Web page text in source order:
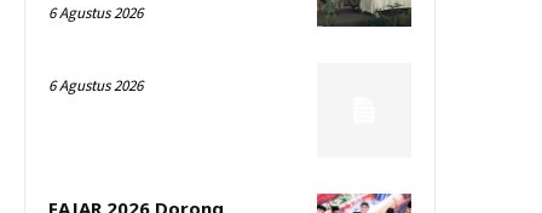
6 Agustus 2026
6 Agustus 2026